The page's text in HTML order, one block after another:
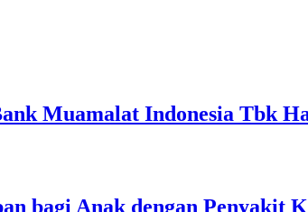
Muamalat Indonesia Tbk
bagi Anak dengan Penyakit